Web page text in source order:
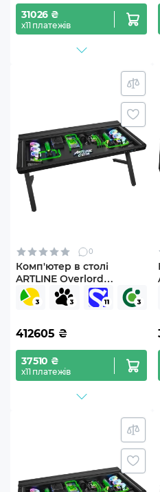
31026 ₴
х11 платежів
0
Комп'ютер в столі
ARTLINE Overlord
DESKPro Windows 11 Pro
(DESKProv02Win)
412605 ₴
37510 ₴
х11 платежів